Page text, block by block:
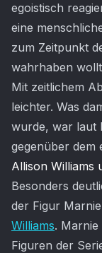
egoistisch
eine
zum Zeitpunkt
wahrhaben
Mit zeitlichem
leichter. Was
wurde, war laut
gegenüber dem
Allison Williams
Besonders
der Figur
Williams. Marnie
Figuren der